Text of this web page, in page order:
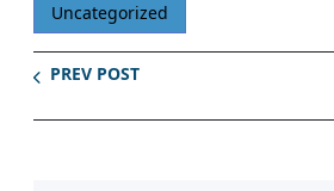
Uncategorized
PREV POST